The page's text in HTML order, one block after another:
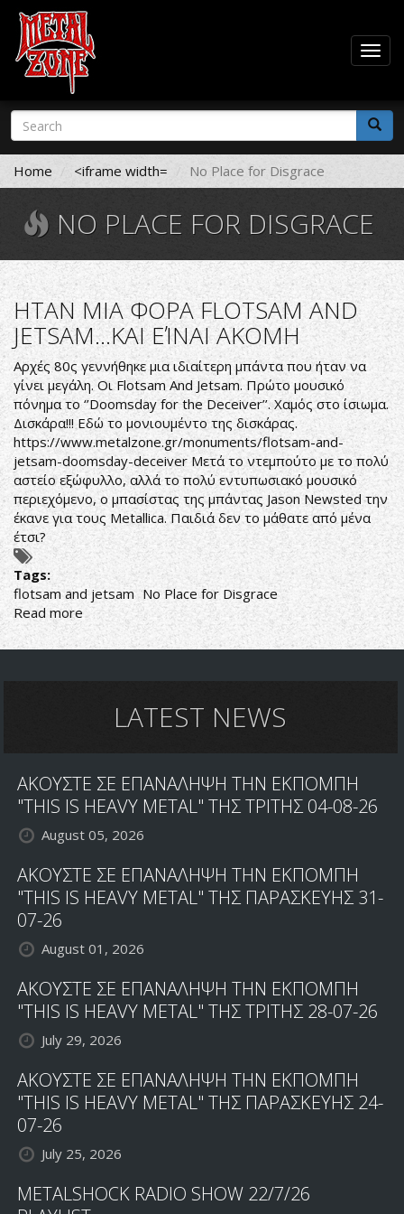
Skip
main
content
Search
form
Search
Home <iframe width= No Place for Disgrace
NO PLACE FOR DISGRACE
ΗΤΑΝ ΜΙΑ ΦΟΡΑ FLOTSAM AND
JETSAM...ΚΑΙ ΕΊΝΑΙ ΑΚΟΜΗ
Αρχές 80ς γεννήθηκε μια ιδιαίτερη μπάντα που ήταν να
γίνει μεγάλη. Οι Flotsam And Jetsam. Πρώτο μουσικό
πόνημα το ‘’Doomsday for the Deceiver’’. Χαμός στο ίσιωμα.
Δισκάρα!!! Εδώ το μονιουμέντο της δισκάρας.
https://www.metalzone.gr/monuments/flotsam-and-
jetsam-doomsday-deceiver Μετά το ντεμπούτο με το πολύ
αστείο εξώφυλλο, αλλά το πολύ εντυπωσιακό μουσικό
περιεχόμενο, ο μπασίστας της μπάντας Jason Newsted την
έκανε για τους Metallica. Παιδιά δεν το μάθατε από μένα
έτσι?
Tags:
flotsam and jetsam No Place for Disgrace
Read more about
ΗΤΑΝ
ΜΙΑ
JETSAM...ΚΑΙ
LATEST NEWS
ΑΚΟΥΣΤΕ ΣΕ ΕΠΑΝΑΛΗΨΗ ΤΗΝ ΕΚΠΟΜΠΗ
"THIS IS HEAVY METAL" ΤΗΣ ΤΡΙΤΗΣ 04-08-26
August 05, 2026
ΑΚΟΥΣΤΕ ΣΕ ΕΠΑΝΑΛΗΨΗ ΤΗΝ ΕΚΠΟΜΠΗ
"THIS IS HEAVY METAL" ΤΗΣ ΠΑΡΑΣΚΕΥΗΣ 31-
07-26
August 01, 2026
ΑΚΟΥΣΤΕ ΣΕ ΕΠΑΝΑΛΗΨΗ ΤΗΝ ΕΚΠΟΜΠΗ
"THIS IS HEAVY METAL" ΤΗΣ ΤΡΙΤΗΣ 28-07-26
July 29, 2026
ΑΚΟΥΣΤΕ ΣΕ ΕΠΑΝΑΛΗΨΗ ΤΗΝ ΕΚΠΟΜΠΗ
"THIS IS HEAVY METAL" ΤΗΣ ΠΑΡΑΣΚΕΥΗΣ 24-
07-26
July 25, 2026
METALSHOCK RADIO SHOW 22/7/26